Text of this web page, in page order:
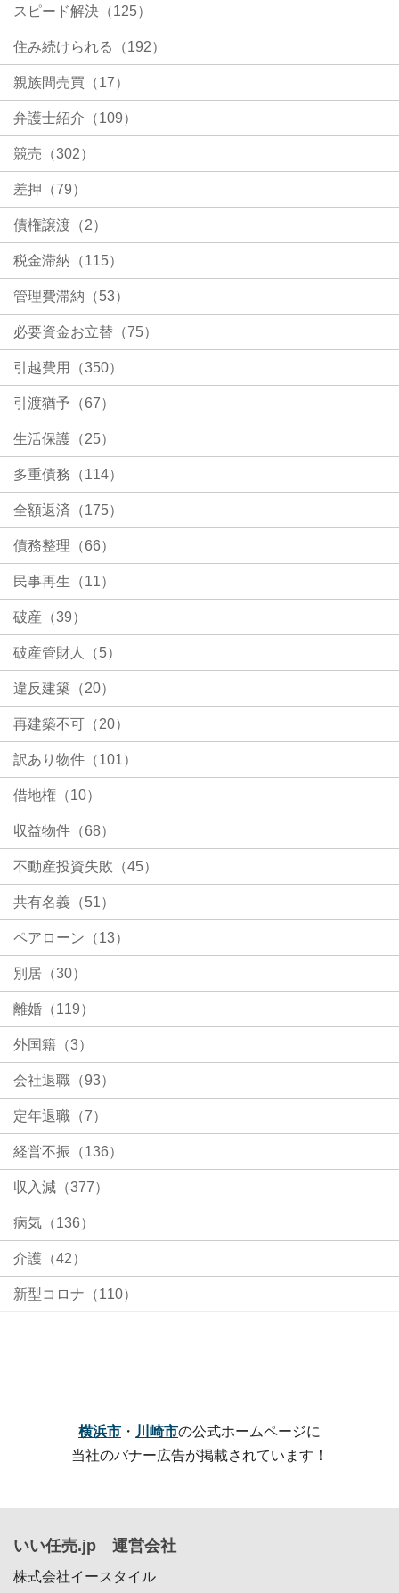
スピード解決（125）
住み続けられる（192）
親族間売買（17）
弁護士紹介（109）
競売（302）
差押（79）
債権譲渡（2）
税金滞納（115）
管理費滞納（53）
必要資金お立替（75）
引越費用（350）
引渡猶予（67）
生活保護（25）
多重債務（114）
全額返済（175）
債務整理（66）
民事再生（11）
破産（39）
破産管財人（5）
違反建築（20）
再建築不可（20）
訳あり物件（101）
借地権（10）
収益物件（68）
不動産投資失敗（45）
共有名義（51）
ペアローン（13）
別居（30）
離婚（119）
外国籍（3）
会社退職（93）
定年退職（7）
経営不振（136）
収入減（377）
病気（136）
介護（42）
新型コロナ（110）
横浜市 ・ 川崎市の公式ホームページに
当社のバナー広告が掲載されています！
いい任売.jp 運営会社
株式会社イースタイル